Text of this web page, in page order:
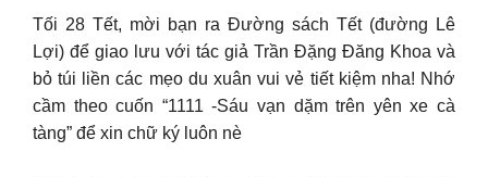
Tối 28 Tết, mời bạn ra Đường sách Tết (đường Lê
Lợi) để giao lưu với tác giả Trần Đặng Đăng Khoa và
bỏ túi liền các mẹo du xuân vui vẻ tiết kiệm nha! Nhớ
cầm theo cuốn “1111 -Sáu vạn dặm trên yên xe cà
tàng” để xin chữ ký luôn nè